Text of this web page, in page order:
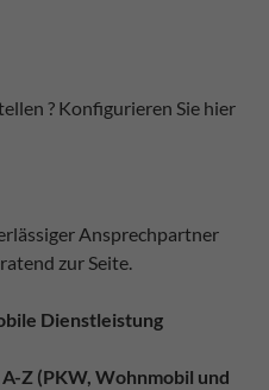
? Konfigurieren Sie hier
Ansprechpartner
zur Seite.
Dienstleistung
Z (PKW, Wohnmobil und